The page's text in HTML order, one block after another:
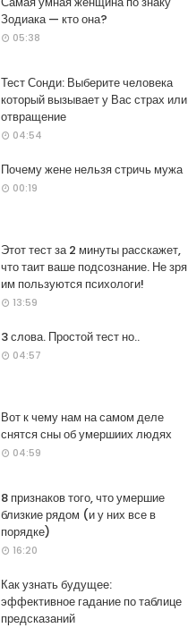
Зодиака — кто она?
05:38
Тест Сонди: Выберите человека
который вызывает у Вас страх или
отвращение
04:54
Почему жене нельзя стричь мужа
00:19
Этот тест за 2 минуты расскажет,
что таит ваше подсознание. Не зря
им пользуются психологи!
13:59
3 слова. Простой тест но..
04:57
Вот к чему нам на самом деле
снятся сны об умершиих людях
04:59
8 признаков того, что умершие
близкие рядом (и у них все в
порядке)
16:20
Как узнать будущее:
эффективное гадание по таблице
предсказаний